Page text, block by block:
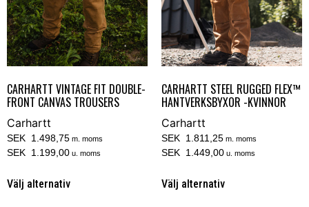
CARHARTT VINTAGE FIT DOUBLE-
FRONT CANVAS TROUSERS
Carhartt
SEK 1.498,75 m. moms
SEK 1.199,00 u. moms
Välj alternativ
CARHARTT STEEL RUGGED FLEX™
HANTVERKSBYXOR -KVINNOR
Carhartt
SEK 1.811,25 m. moms
SEK 1.449,00 u. moms
Välj alternativ